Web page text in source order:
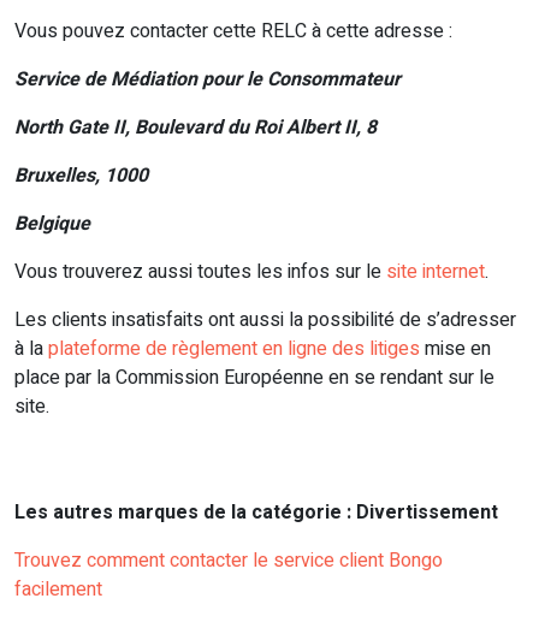
Vous pouvez contacter cette RELC à cette adresse :
Service de Médiation pour le Consommateur
North Gate II, Boulevard du Roi Albert II, 8
Bruxelles, 1000
Belgique
Vous trouverez aussi toutes les infos sur le site internet.
Les clients insatisfaits ont aussi la possibilité de s’adresser
à laplateforme de règlement en ligne des litiges mise en
place par la Commission Européenne en se rendant sur le
site.
Les autres marques de la catégorie : Divertissement
Trouvez comment contacter le service client Bongo
facilement